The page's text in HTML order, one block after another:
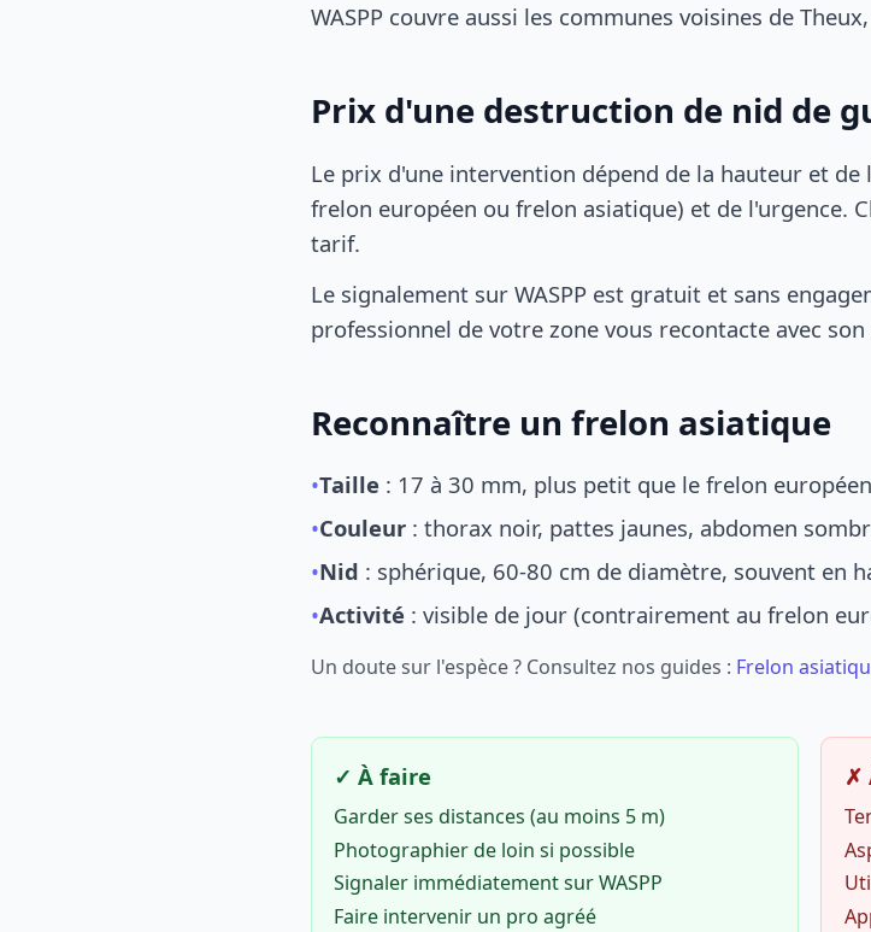
WASPP couvre aussi les communes voisines de
Prix d'une destruction de nid de
Le prix d'une intervention dépend de la hauteur et de
frelon européen ou frelon asiatique) et de l'urgence.
tarif.
Le signalement sur WASPP est gratuit et sans
professionnel de votre zone vous recontacte avec
Reconnaître un frelon asiatique
•Taille : 17 à 30 mm, plus petit que le frelon européen
•Couleur : thorax noir, pattes jaunes, abdomen
•Nid : sphérique, 60-80 cm de diamètre, souvent en
•Activité : visible de jour (contrairement au frelon
Un doute sur l'espèce ? Consultez nos guides : Frelon
✓ À faire
Garder ses distances (au moins 5 m)
Photographier de loin si possible
Signaler immédiatement sur WASPP
Faire intervenir un pro agréé
✗